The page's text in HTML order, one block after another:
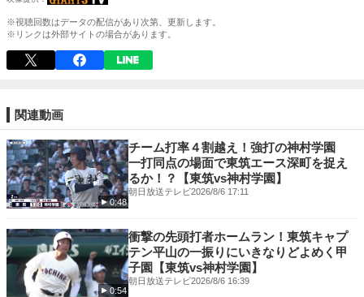
※視聴回数はデータの配信があり次第、更新します。
※リンクは外部サイトの場合があります。
関連動画
0:48
チーム打率４割越え！強打の神村学園
一打同点の場面で東筑エース深町を捉え
るか！？【東筑vs神村学園】
朝日放送テレビ2026/8/6 17:11
0:54
衝撃の先頭打者ホームラン！東筑キャプ
テン平山の一振りにいきなりどよめく甲
子園【東筑vs神村学園】
朝日放送テレビ2026/8/6 16:39